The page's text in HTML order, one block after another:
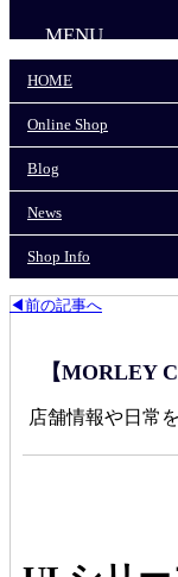
MENU
HOME
Online Shop
Blog
News
Shop Info
◀前の記事へ
【MORLEY
店舗情報や日常